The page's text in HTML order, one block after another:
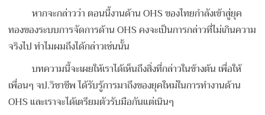
หากจะกล่าวว่า ตอนนี้งานด้าน OHS ของไทยกำลังเข้าสู่ยุค
ทองของระบบการจัดการด้าน OHS คงจะเป็นการกล่าวที่ไม่เกินความ
จริงไป ทำไมผมถึงได้กล่าวเช่นนั้น
บทความนี้จะเผยให้เราได้เห็นถึงสิ่งที่กล่าวในข้างต้น เพื่อให้
เพื่อนๆ จป.วิชาชีพ ได้รับรู้การมาถึงของยุคใหม่ในการทำงานด้าน
OHS และเราจะได้เตรียมตัวรับมือกันแต่เนินๆ